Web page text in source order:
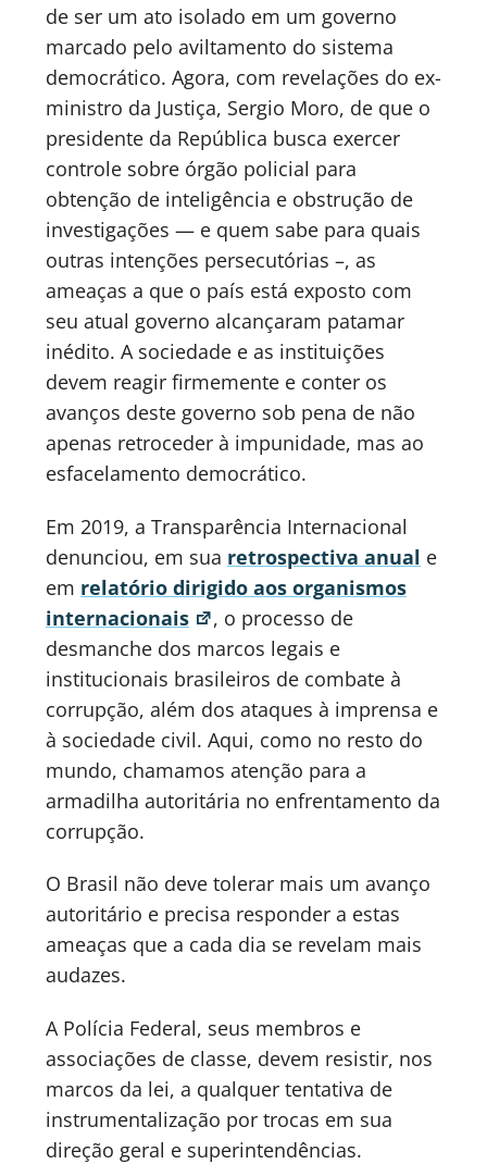
de ser um ato isolado em um governo
marcado pelo aviltamento do sistema
democrático. Agora, com revelações do ex-
ministro da Justiça, Sergio Moro, de que o
presidente da República busca exercer
controle sobre órgão policial para
obtenção de inteligência e obstrução de
investigações — e quem sabe para quais
outras intenções persecutórias –, as
ameaças a que o país está exposto com
seu atual governo alcançaram patamar
inédito. A sociedade e as instituições
devem reagir firmemente e conter os
avanços deste governo sob pena de não
apenas retroceder à impunidade, mas ao
esfacelamento democrático.
Em 2019, a Transparência Internacional
denunciou, em sua retrospectiva anual e
em relatório dirigido aos organismos
internacionais
, o processo de
desmanche dos marcos legais e
institucionais brasileiros de combate à
corrupção, além dos ataques à imprensa e
à sociedade civil. Aqui, como no resto do
mundo, chamamos atenção para a
armadilha autoritária no enfrentamento da
corrupção.
O Brasil não deve tolerar mais um avanço
autoritário e precisa responder a estas
ameaças que a cada dia se revelam mais
audazes.
A Polícia Federal, seus membros e
associações de classe, devem resistir, nos
marcos da lei, a qualquer tentativa de
instrumentalização por trocas em sua
direção geral e superintendências.